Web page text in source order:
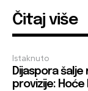
Čitaj više
Istaknuto
Dijaspora
provizije: